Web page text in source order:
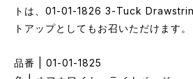
トは、01-01-1826 3-Tuck
トアップとしてもお召いただけます。
品番 | 01-01-1825